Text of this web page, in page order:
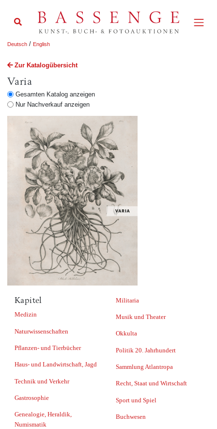
Deutsch / English
Zur Katalogübersicht
Varia
Gesamten Katalog anzeigen
Nur Nachverkauf anzeigen
Kapitel
Medizin
Naturwissenschaften
Pflanzen- und Tierbücher
Haus- und Landwirtschaft, Jagd
Technik und Verkehr
Gastrosophie
Genealogie, Heraldik,
Numismatik
Militaria
Musik und Theater
Okkulta
Politik 20. Jahrhundert
Sammlung Atlantropa
Recht, Staat und Wirtschaft
Sport und Spiel
Buchwesen